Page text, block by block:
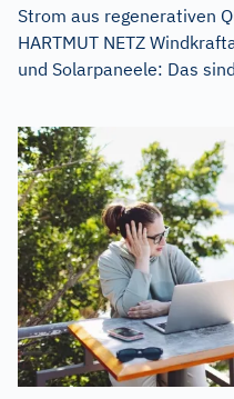
Strom aus regenerativen
HARTMUT NETZ
und Solarpaneele: Das